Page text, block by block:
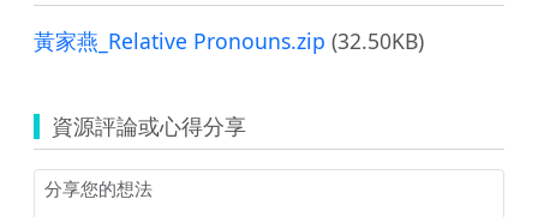
黃家燕_Relative Pronouns.zip (32.50KB)
資源評論或心得分享